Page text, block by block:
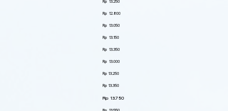
Rp 13.250
Rp 12.800
Rp 13.050
Rp 13.150
Rp 13.350
Rp 13.000
Rp 13.250
Rp 13.350
Rp 13.750